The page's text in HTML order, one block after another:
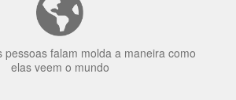
pessoas falam molda a maneira como
elas veem o mundo